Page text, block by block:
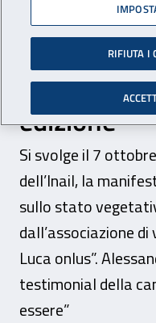
Giornata
risvegli
coma, a
edizione
Si svolge il 7
dell’Inail, la
sullo stato
dall’associazione
Luca onlus”.
testimonial della
essere”
RIFIUTA I